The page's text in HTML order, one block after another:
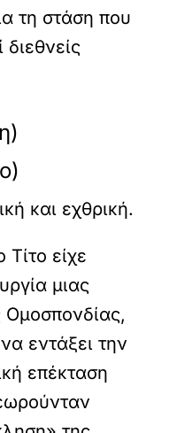
τη στάση που
και εχθρική.
Τίτο είχε
μιας
εντάξει την
επέκταση